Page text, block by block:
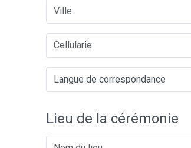
Lieu de la cérémonie